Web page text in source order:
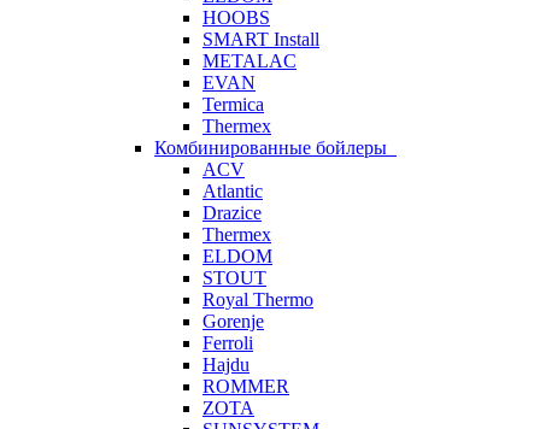
HOOBS
SMART Install
METALAC
EVAN
Termica
Thermex
Комбинированные бойлеры
ACV
Atlantic
Drazice
Thermex
ELDOM
STOUT
Royal Thermo
Gorenje
Ferroli
Hajdu
ROMMER
ZOTA